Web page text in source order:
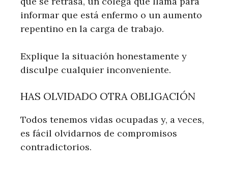
informar que está enfermo o un aumento
repentino en la carga de trabajo.
Explique la situación honestamente y
disculpe cualquier inconveniente.
HAS OLVIDADO OTRA OBLIGACIÓN
Todos tenemos vidas ocupadas y, a veces,
es fácil olvidarnos de compromisos
contradictorios.